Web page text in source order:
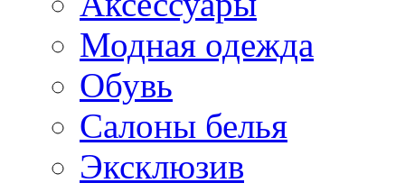
Модная одежда
Обувь
Салоны белья
Эксклюзив